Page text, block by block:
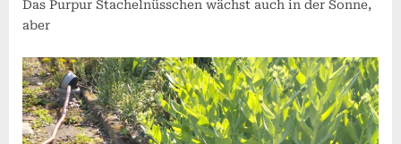
Das Purpur Stachelnüsschen wächst auch in der Sonne,
aber